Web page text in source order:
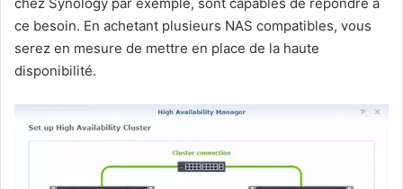
chez Synology par exemple, sont capables de répondre a
ce besoin. En achetant plusieurs NAS compatibles, vous
serez en mesure de mettre en place de la haute
disponibilité.